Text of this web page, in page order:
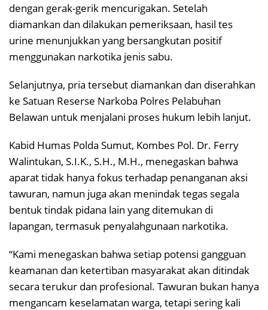
dengan gerak-gerik mencurigakan. Setelah
diamankan dan dilakukan pemeriksaan, hasil tes
urine menunjukkan yang bersangkutan positif
menggunakan narkotika jenis sabu.
Selanjutnya, pria tersebut diamankan dan diserahkan
ke Satuan Reserse Narkoba Polres Pelabuhan
Belawan untuk menjalani proses hukum lebih lanjut.
Kabid Humas Polda Sumut, Kombes Pol. Dr. Ferry
Walintukan, S.I.K., S.H., M.H., menegaskan bahwa
aparat tidak hanya fokus terhadap penanganan aksi
tawuran, namun juga akan menindak tegas segala
bentuk tindak pidana lain yang ditemukan di
lapangan, termasuk penyalahgunaan narkotika.
“Kami menegaskan bahwa setiap potensi gangguan
keamanan dan ketertiban masyarakat akan ditindak
secara terukur dan profesional. Tawuran bukan hanya
mengancam keselamatan warga, tetapi sering kali